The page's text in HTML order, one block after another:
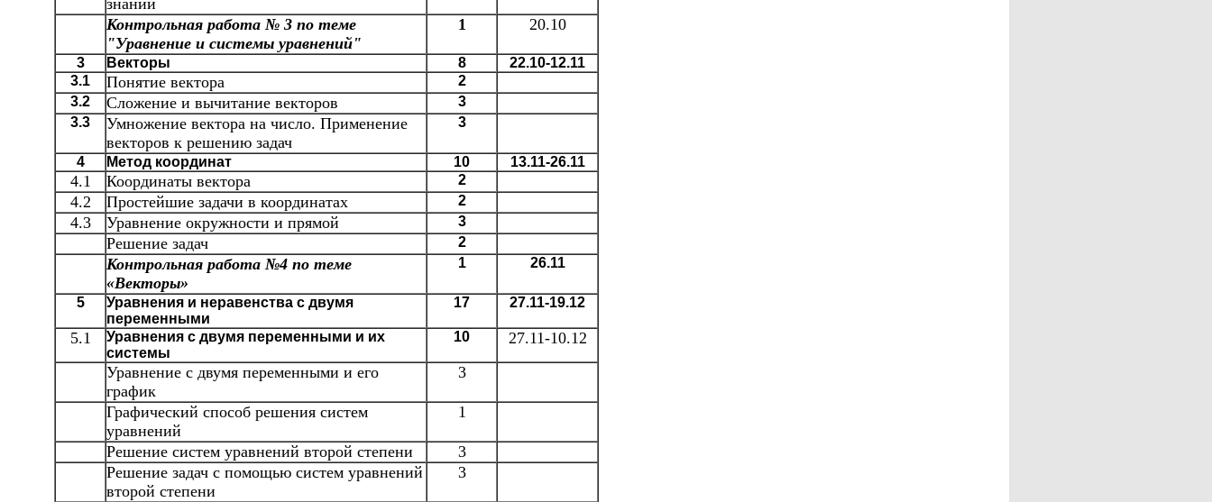
знаний
Контрольная работа № 3 по теме
"Уравнение и системы уравнений"
1 20.10
3 Векторы 8
22.10-12.11
3.1
Понятие вектора
2
3.2
Сложение и вычитание векторов
3
3.3
Умножение вектора на число. Применение
векторов к решению задач
3
4 Метод координат 10 13.11-26.11
4.1 Координаты вектора 2
4.2 Простейшие задачи в координатах 2
4.3 Уравнение окружности и прямой 3
Решение задач 2
Контрольная работа №4 по теме
«Векторы»
1 26.11
5
Уравнения и неравенства с двумя
переменными
17 27.11-19.12
5.1
Уравнения с двумя переменными и их
системы
10
27.11-10.12
Уравнение с двумя переменными и его
график
3
Графический способ решения систем
уравнений
1
Решение систем уравнений второй степени
3
Решение задач с помощью систем уравнений
второй степени
3